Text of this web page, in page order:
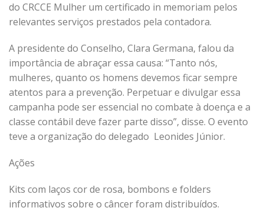
do CRCCE Mulher um certificado in memoriam pelos
relevantes serviços prestados pela contadora.
A presidente do Conselho, Clara Germana, falou da
importância de abraçar essa causa: “Tanto nós,
mulheres, quanto os homens devemos ficar sempre
atentos para a prevenção. Perpetuar e divulgar essa
campanha pode ser essencial no combate à doença e a
classe contábil deve fazer parte disso”, disse. O evento
teve a organização do delegado Leonides Júnior.
Ações
Kits com laços cor de rosa, bombons e folders
informativos sobre o câncer foram distribuídos.